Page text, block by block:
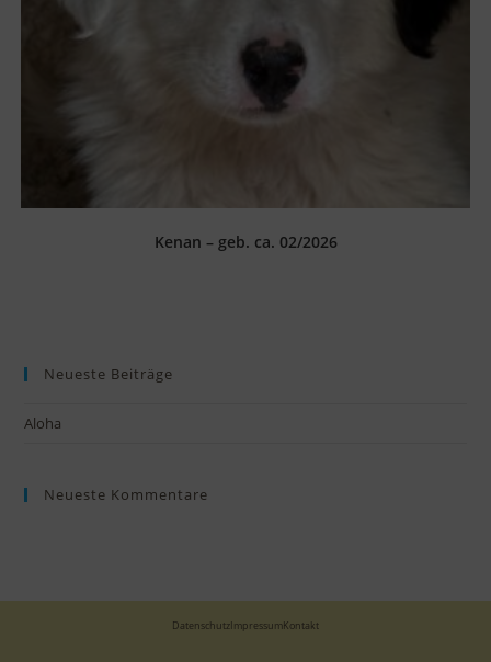
Kenan – geb. ca. 02/2026
Neueste Beiträge
Aloha
Neueste Kommentare
DatenschutzImpressumKontakt